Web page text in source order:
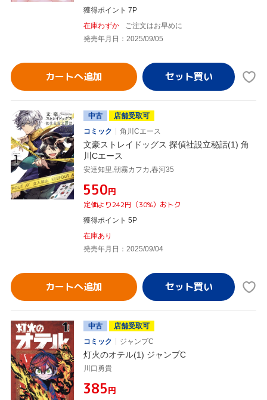
獲得ポイント 7P
在庫わずか
ご注文はお早めに
発売年月日：2025/09/05
カートへ追加
中古
店舗受取可
コミック
角川Cエース
文豪ストレイドッグス 探偵社設立秘話(1) 角
川Cエース
安達知里,朝霧カフカ,春河35
¥550円
定価より242円（30%）おトク
獲得ポイント 5P
在庫あり
発売年月日：2025/09/04
カートへ追加
中古
店舗受取可
コミック
ジャンプC
灯火のオテル(1) ジャンプC
川口勇貴
¥385円